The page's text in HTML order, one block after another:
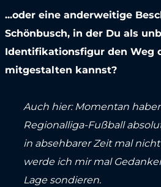
...oder eine anderweitige
Schönbusch, in der Du als
Identifikationsfigur den Weg
mitgestalten kannst?
Auch hier: Momentan
Regionalliga-Fußball
in absehbarer Zeit mal
werde ich mir mal
Lage sondieren.